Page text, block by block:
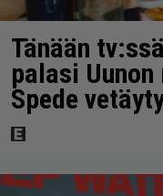
Tänään
palasi
Spede